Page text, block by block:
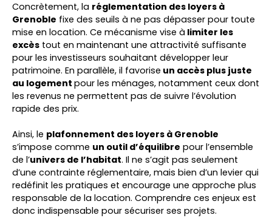
Concrètement, la réglementation des loyers à
Grenoble fixe des seuils à ne pas dépasser pour toute
mise en location. Ce mécanisme vise à limiter les
excès tout en maintenant une attractivité suffisante
pour les investisseurs souhaitant développer leur
patrimoine. En parallèle, il favorise un accès plus juste
au logement pour les ménages, notamment ceux dont
les revenus ne permettent pas de suivre l’évolution
rapide des prix.
Ainsi, le plafonnement des loyers à Grenoble
s’impose comme un outil d’équilibre pour l’ensemble
de l’univers de l’habitat. Il ne s’agit pas seulement
d’une contrainte réglementaire, mais bien d’un levier qui
redéfinit les pratiques et encourage une approche plus
responsable de la location. Comprendre ces enjeux est
donc indispensable pour sécuriser ses projets.